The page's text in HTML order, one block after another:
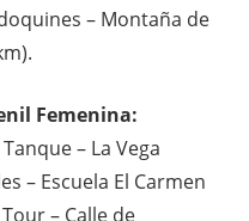
– Montaña de
Femenina:
– La Vega
– Escuela El Carmen
– Calle de